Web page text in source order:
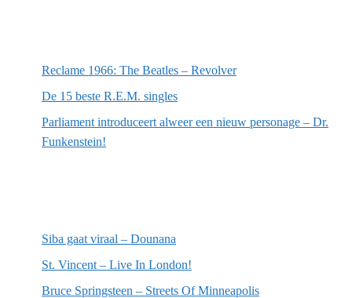
Reclame 1966: The Beatles – Revolver
De 15 beste R.E.M. singles
Parliament introduceert alweer een nieuw personage – Dr.
Funkenstein!
Siba gaat viraal – Dounana
St. Vincent – Live In London!
Bruce Springsteen – Streets Of Minneapolis